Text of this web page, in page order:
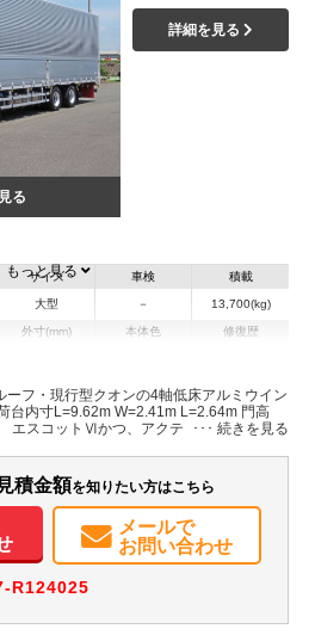
る
詳細を見る
サイズ
大型
車検
－
積載
13,700(kg)
外寸(mm) 本体色 修復歴
装備情報
ンドウ ABS エアバッグ
電動格納ミラー
もっと見る
フ・現行型クオンの4軸低床アルミウイン
台内寸L=9.62m W=2.41m L=2.64m 門高
エスコットⅥかつ、アクティブステアリン
積金額を知りたい方はこちら
メールで
お問い合わせ
R124025